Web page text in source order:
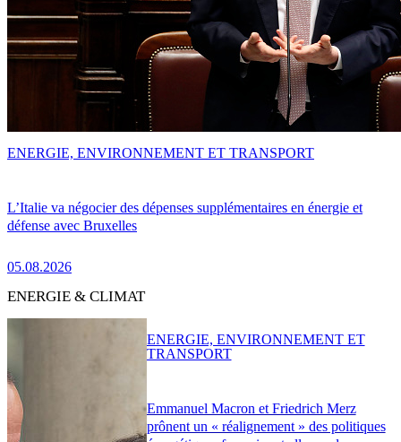
L’Italie va négocier des dépenses supplémentaires en énergie et
défense avec Bruxelles
05.08.2026
ENERGIE, ENVIRONNEMENT ET TRANSPORT
ENERGIE & CLIMAT
Emmanuel Macron et Friedrich Merz
prônent un « réalignement » des politiques
ENERGIE, ENVIRONNEMENT ET
TRANSPORT